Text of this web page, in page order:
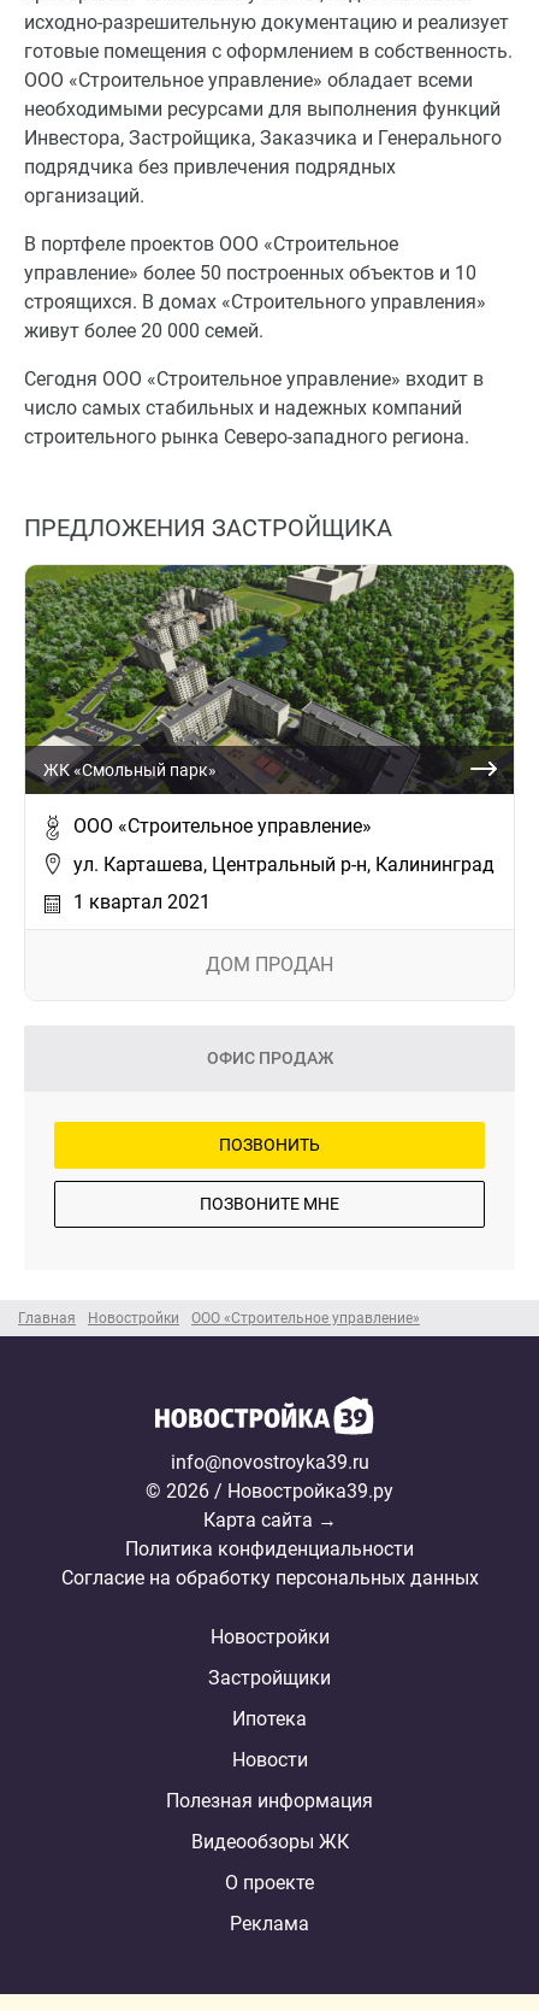
Главная Новостройки ООО «Строительное управление»
исходно-разрешительную документацию и реализует
готовые помещения с оформлением в собственность.
ООО «Строительное управление» обладает всеми
необходимыми ресурсами для выполнения функций
Инвестора, Застройщика, Заказчика и Генерального
подрядчика без привлечения подрядных
организаций.
В портфеле проектов ООО «Строительное
управление» более 50 построенных объектов и 10
строящихся. В домах «Строительного управления»
живут более 20 000 семей.
Сегодня ООО «Строительное управление» входит в
число самых стабильных и надежных компаний
строительного рынка Северо-западного региона.
ПРЕДЛОЖЕНИЯ ЗАСТРОЙЩИКА
ЖК «Смольный парк»
ООО «Строительное управление»
ул. Карташева, Центральный р-н, Калининград
1 квартал 2021
ДОМ ПРОДАН
ОФИС ПРОДАЖ
ПОЗВОНИТЬ
ПОЗВОНИТЕ МНЕ
info@novostroyka39.ru
© 2026 / Новостройка39.ру
Карта сайта →
Политика конфиденциальности
Согласие на обработку персональных данных
Новостройки
Застройщики
Ипотека
Новости
Полезная информация
Видеообзоры ЖК
О проекте
Реклама